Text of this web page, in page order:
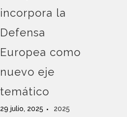
incorpora la
Defensa
Europea como
nuevo eje
temático
29 julio, 2025
2025